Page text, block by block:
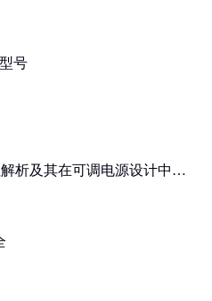
号
析及其在可调电源设计中的